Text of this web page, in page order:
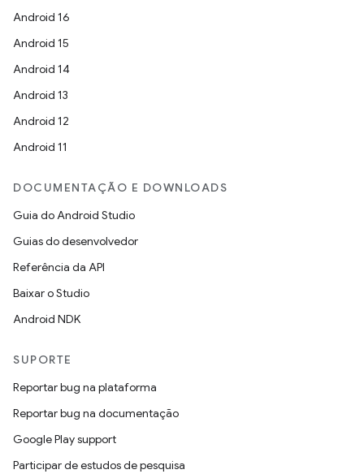
Android 16
Android 15
Android 14
Android 13
Android 12
Android 11
DOCUMENTAÇÃO E DOWNLOADS
Guia do Android Studio
Guias do desenvolvedor
Referência da API
Baixar o Studio
Android NDK
SUPORTE
Reportar bug na plataforma
Reportar bug na documentação
Google Play support
Participar de estudos de pesquisa